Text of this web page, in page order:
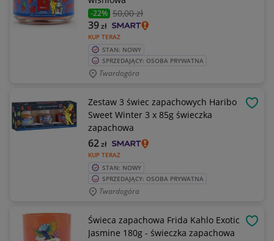
-22% 50,00 zł
KUP TERAZ
39zł
STAN: NOWY
SPRZEDAJĄCY: OSOBA PRYWATNA
Twardogóra
Zestaw 3 świec zapachowych Haribo
Sweet Winter 3 x 85g świeczka
zapachowa
KUP TERAZ
62zł
STAN: NOWY
SPRZEDAJĄCY: OSOBA PRYWATNA
Twardogóra
Świeca zapachowa Frida Kahlo Exotic
Jasmine 180g - świeczka zapachowa